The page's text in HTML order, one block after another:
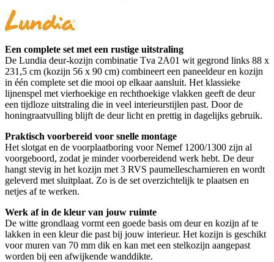
Een complete set met een rustige uitstraling
De Lundia deur-kozijn combinatie Tva 2A01 wit gegrond links 88 x
231,5 cm (kozijn 56 x 90 cm) combineert een paneeldeur en kozijn
in één complete set die mooi op elkaar aansluit. Het klassieke
lijnenspel met vierhoekige en rechthoekige vlakken geeft de deur
een tijdloze uitstraling die in veel interieurstijlen past. Door de
honingraatvulling blijft de deur licht en prettig in dagelijks gebruik.
Praktisch voorbereid voor snelle montage
Het slotgat en de voorplaatboring voor Nemef 1200/1300 zijn al
voorgeboord, zodat je minder voorbereidend werk hebt. De deur
hangt stevig in het kozijn met 3 RVS paumellescharnieren en wordt
geleverd met sluitplaat. Zo is de set overzichtelijk te plaatsen en
netjes af te werken.
Werk af in de kleur van jouw ruimte
De witte grondlaag vormt een goede basis om deur en kozijn af te
lakken in een kleur die past bij jouw interieur. Het kozijn is geschikt
voor muren van 70 mm dik en kan met een stelkozijn aangepast
worden bij een afwijkende wanddikte.